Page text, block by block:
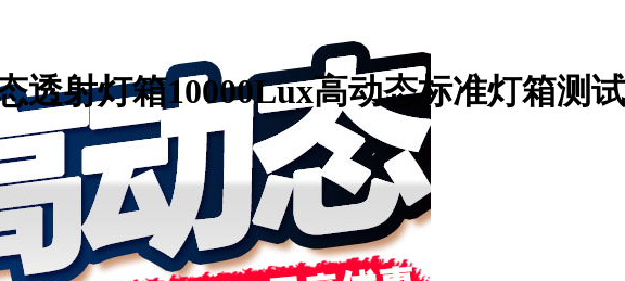
透射灯箱10000Lux高动态标准灯箱测